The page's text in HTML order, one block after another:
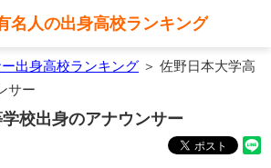
名人の出身高校ランキング
出身高校ランキング ＞ 佐野日本大学高
サー
校出身のアナウンサー